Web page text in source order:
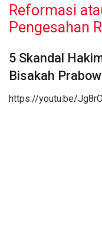
Reformasi
Pengesahan
5 Skandal
Bisakah
https://youtu.be/